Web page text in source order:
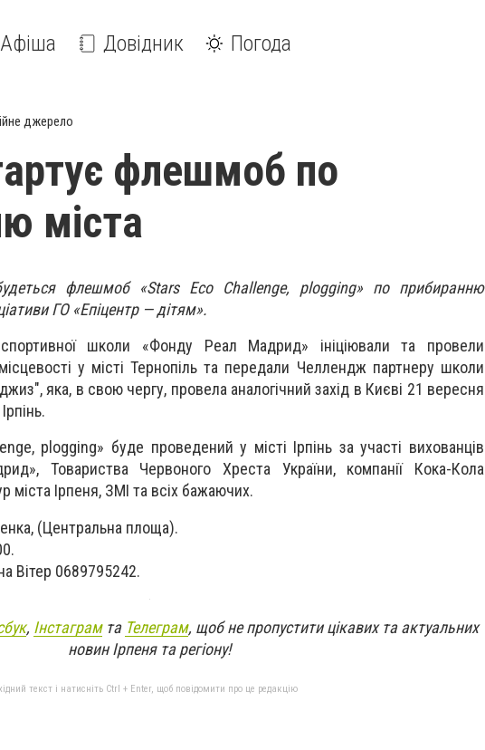
Афіша Довідник Погода
джерело
флешмоб по
міста
флешмоб «Stars Eco Challenge, plogging» по прибиранню
ГО «Епіцентр — дітям».
спортивної школи «Фонду Реал Мадрид» ініціювали та провели
у місті Тернопіль та передали Челлендж партнеру школи
яка, в свою чергу, провела аналогічний захід в Києві 21 вересня
plogging» буде проведений у місті Ірпінь за участі вихованців
Товариства Червоного Хреста України, компанії Кока-Кола
міста Ірпеня, ЗМІ та всіх бажаючих.
(Центральна площа).
Вітер 0689795242.
, Інстаграмта Телеграм, щоб не пропустити цікавих та актуальних
новин Ірпеня та регіону!
текст і натисніть Ctrl + Enter, щоб повідомити про це редакцію